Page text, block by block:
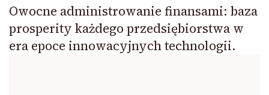
Owocne administrowanie finansami: baza
prosperity każdego przedsiębiorstwa w
era epoce innowacyjnych technologii.